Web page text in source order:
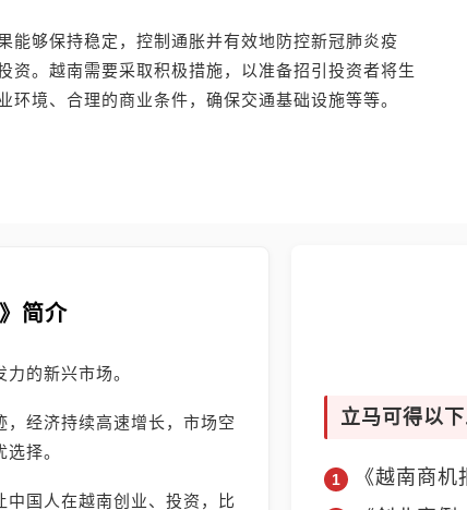
能够保持稳定，控制通胀并有效地防控新冠肺炎疫
资。越南需要采取积极措施，以准备招引投资者将生
环境、合理的商业条件，确保交通基础设施等等。
简介
的新兴市场。
经济持续高速增长，市场空
择。
国人在越南创业、投资，比
立马可得以下
《越南商机